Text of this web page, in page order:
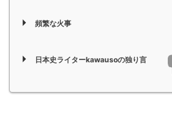
頻繁な火事
日本史ライターkawausoの独り言